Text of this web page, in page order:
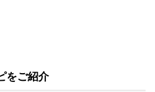
をご紹介